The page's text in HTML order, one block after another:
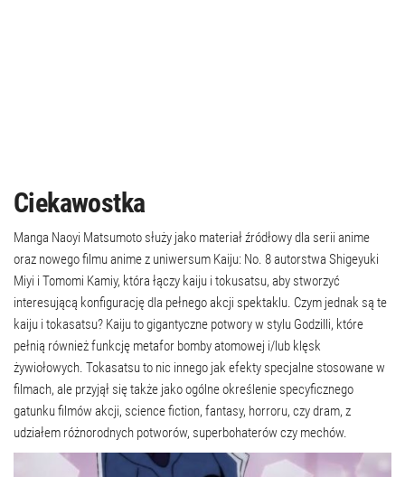
Ciekawostka
Manga Naoyi Matsumoto służy jako materiał źródłowy dla serii anime
oraz nowego filmu anime z uniwersum Kaiju: No. 8 autorstwa Shigeyuki
Miyi i Tomomi Kamiy, która łączy kaiju i tokusatsu, aby stworzyć
interesującą konfigurację dla pełnego akcji spektaklu. Czym jednak są te
kaiju i tokasatsu? Kaiju to gigantyczne potwory w stylu Godzilli, które
pełnią również funkcję metafor bomby atomowej i/lub klęsk
żywiołowych. Tokasatsu to nic innego jak efekty specjalne stosowane w
filmach, ale przyjął się także jako ogólne określenie specyficznego
gatunku filmów akcji, science fiction, fantasy, horroru, czy dram, z
udziałem różnorodnych potworów, superbohaterów czy mechów.